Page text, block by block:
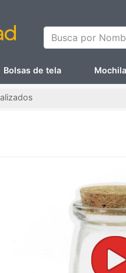
Busca por
Bolsas de tela